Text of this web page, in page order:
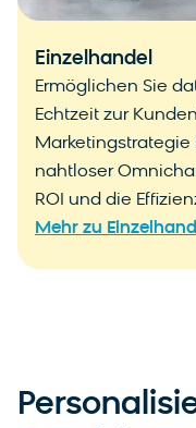
Einzelhandel
Ermöglichen Sie
Echtzeit zur
nahtloser
ROI und die
Mehr zu